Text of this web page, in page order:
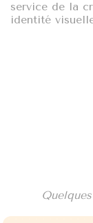
service de la
identité